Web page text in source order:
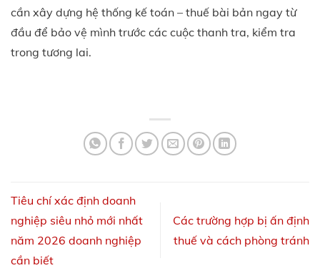
cần xây dựng hệ thống kế toán – thuế bài bản ngay từ
đầu để bảo vệ mình trước các cuộc thanh tra, kiểm tra
trong tương lai.
Tiêu chí xác định doanh
nghiệp siêu nhỏ mới nhất
năm 2026 doanh nghiệp
cần biết
Các trường hợp bị ấn định
thuế và cách phòng tránh